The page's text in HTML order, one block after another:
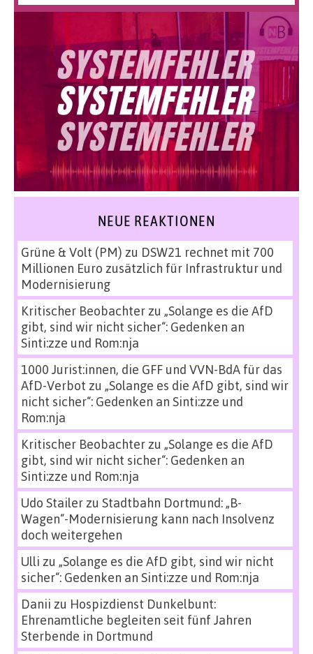
NEUE REAKTIONEN
Grüne & Volt (PM) zu DSW21 rechnet mit 700
Millionen Euro zusätzlich für Infrastruktur und
Modernisierung
Kritischer Beobachterzu „Solange es die AfD
gibt, sind wir nicht sicher“: Gedenken an
Sinti:zze und Rom:nja
1000 Jurist:innen, die GFF und VVN-BdA für das
AfD-Verbot zu „Solange es die AfD gibt, sind wir
nicht sicher“: Gedenken an Sinti:zze und
Rom:nja
Kritischer Beobachterzu „Solange es die AfD
gibt, sind wir nicht sicher“: Gedenken an
Sinti:zze und Rom:nja
Udo Stailerzu Stadtbahn Dortmund: „B-
Wagen“-Modernisierung kann nach Insolvenz
doch weitergehen
Ulli zu „Solange es die AfD gibt, sind wir nicht
sicher“: Gedenken an Sinti:zze und Rom:nja
Danii zu Hospizdienst Dunkelbunt:
Ehrenamtliche begleiten seit fünf Jahren
Sterbende in Dortmund